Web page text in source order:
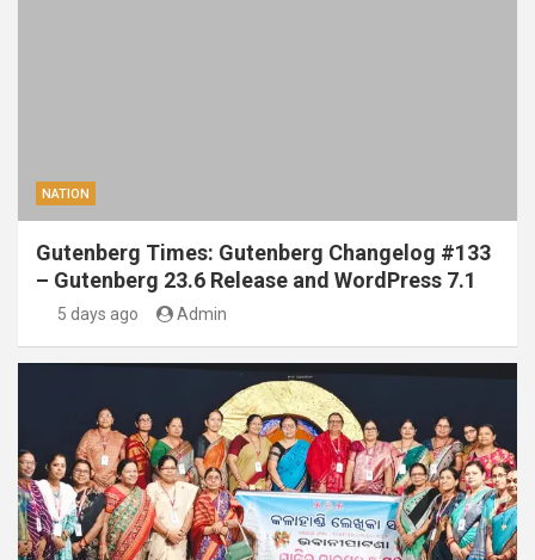
NATION
Gutenberg Times: Gutenberg Changelog #133
– Gutenberg 23.6 Release and WordPress 7.1
5 days ago Admin